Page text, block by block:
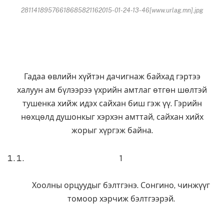
28114189576618685821162015-01-24-13-46[www.urlag.mn].jpg
Гадаа өвлийн хүйтэн дачигнаж байхад гэртээ
халуун ам бүлээрээ үхрийн амтлаг өтгөн шөлтэй
тушенка хийж идэх сайхан биш гэж үү. Гэрийн
нөхцөлд душонкыг хэрхэн амттай, сайхан хийх
жорыг хүргэж байна.
1
Хоолны орцуудыг бэлтгэнэ. Сонгино, чинжүүг
томоор хэрчиж бэлтгээрэй.